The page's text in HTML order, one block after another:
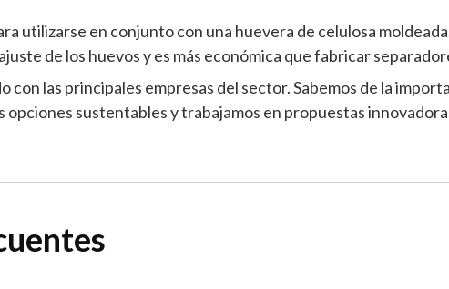
utilizarse en conjunto con una huevera de celulosa
de los huevos y es más económica que fabricar
con las principales empresas del sector. Sabemos de la
opciones sustentables y trabajamos en propuestas